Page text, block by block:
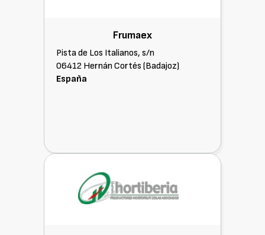
Frumaex
Pista de Los Italianos, s/n
06412 Hernán Cortés (Badajoz)
España